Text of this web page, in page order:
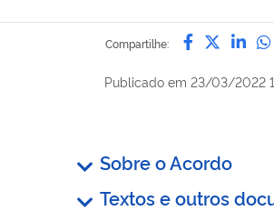
Compartilhe:
Publicado em 23/03/2022
Sobre o Acordo
Textos e outros